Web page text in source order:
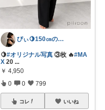
ぴぃ🍋150㎝の心地いい暮らし🧺ˊ˗
🍋#オリジナル写真 ③枚 🔥#MA
X 20 ...
￥ 4,950
0 0 799
コレ いいね